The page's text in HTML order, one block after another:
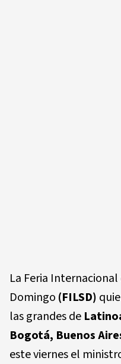
La Feria
Domingo (FILSD)
las grandes de
Bogotá, Buenos
este viernes el